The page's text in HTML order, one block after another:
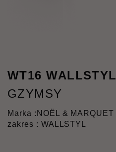
WT16 WALLSTYL
GZYMSY
Marka : NOËL & MARQUET
zakres : WALLSTYL